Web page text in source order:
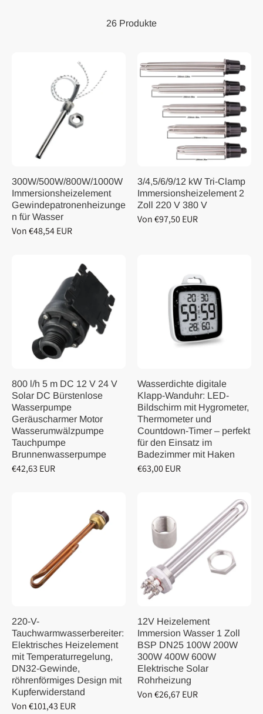
26 Produkte
300W/500W/800W/1000W
Immersionsheizelement
Gewindepatronenheizunge
n für Wasser
Von €48,54 EUR
3/4,5/6/9/12 kW Tri-Clamp
Immersionsheizelement 2
Zoll 220 V 380 V
Von €97,50 EUR
800 l/h 5 m DC 12 V 24 V
Solar DC Bürstenlose
Wasserpumpe
Geräuscharmer Motor
Wasserumwälzpumpe
Tauchpumpe
Brunnenwasserpumpe
€42,63 EUR
Wasserdichte digitale
Klapp-Wanduhr: LED-
Bildschirm mit Hygrometer,
Thermometer und
Countdown-Timer – perfekt
für den Einsatz im
Badezimmer mit Haken
€63,00 EUR
220-V-
Tauchwarmwasserbereiter:
Elektrisches Heizelement
mit Temperaturregelung,
DN32-Gewinde,
röhrenförmiges Design mit
Kupferwiderstand
Von €101,43 EUR
12V Heizelement
Immersion Wasser 1 Zoll
BSP DN25 100W 200W
300W 400W 600W
Elektrische Solar
Rohrheizung
Von €26,67 EUR